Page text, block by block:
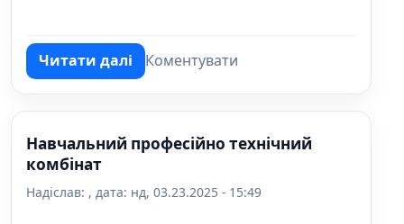
Читати даліпро Продукція для салонів краси та
Коментувати
Навчальний професійно технічний
комбінат
Надіслав: , дата: нд, 03.23.2025 - 15:49